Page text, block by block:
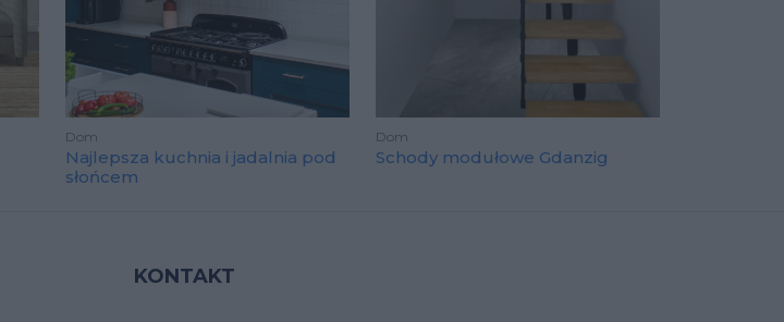
Dom
Najlepsza kuchnia i jadalnia pod
słońcem
Dom
Schody modułowe Gdanzig
KONTAKT